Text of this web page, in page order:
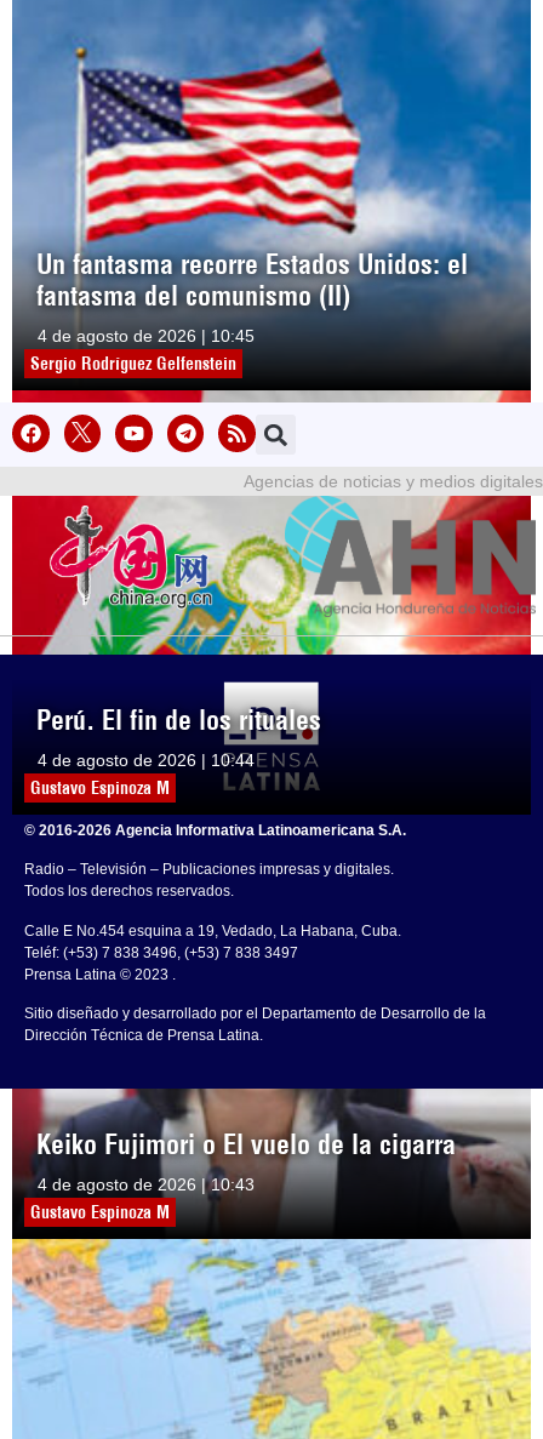
Un fantasma recorre Estados Unidos: el
fantasma del comunismo (II)
4 de agosto de 2026 | 10:45
Sergio Rodríguez Gelfenstein
Perú. El fin de los rituales
4 de agosto de 2026 | 10:44
Gustavo Espinoza M
Keiko Fujimori o El vuelo de la cigarra
4 de agosto de 2026 | 10:43
Gustavo Espinoza M
Agencias de noticias y medios digitales
© 2016-2026 Agencia Informativa Latinoamericana S.A.
Radio – Televisión – Publicaciones impresas y digitales.
Todos los derechos reservados.
Calle E No.454 esquina a 19, Vedado, La Habana, Cuba.
Teléf: (+53) 7 838 3496, (+53) 7 838 3497
Prensa Latina © 2023 .
Sitio diseñado y desarrollado por el Departamento de Desarrollo de la
Dirección Técnica de Prensa Latina.